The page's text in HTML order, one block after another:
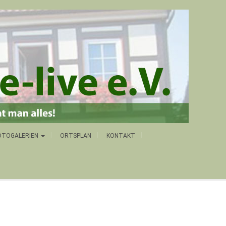
ORTSPLAN KONTAKT